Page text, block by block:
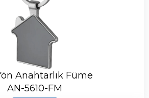
Anahtarlık Füme
AN-5610-FM